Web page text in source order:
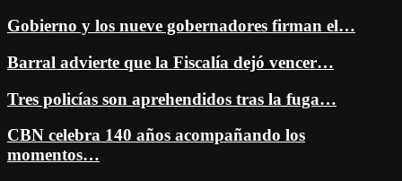
Gobierno y los nueve gobernadores firman el…
Barral advierte que la Fiscalía dejó vencer…
Tres policías son aprehendidos tras la fuga…
CBN celebra 140 años acompañando los
momentos…